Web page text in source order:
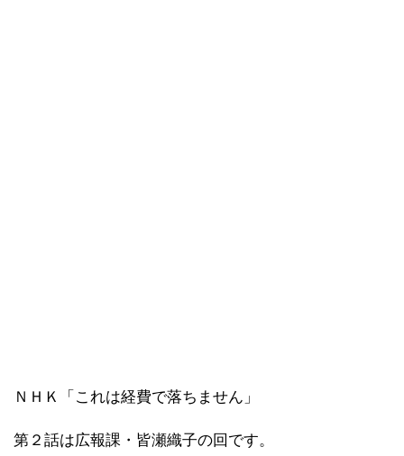
ＮＨＫ「これは経費で落ちません」
第２話は広報課・皆瀬織子の回です。